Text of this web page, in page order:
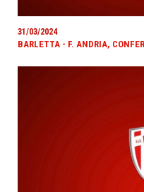
31/03/2024
BARLETTA - F. ANDRIA,